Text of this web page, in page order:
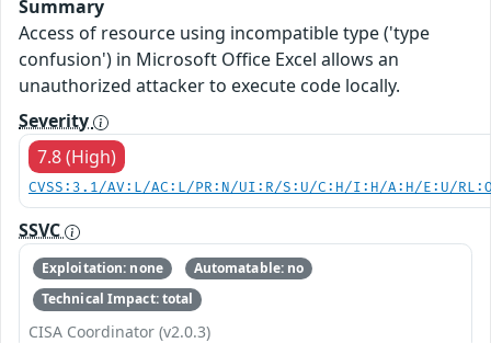
Summary
Access of resource using incompatible type ('type
confusion') in Microsoft Office Excel allows an
unauthorized attacker to execute code locally.
Severity
7.8 (High)
CVSS:3.1/AV:L/AC:L/PR:N/UI:R/S:U/C:H/I:H/A:H/E:U/
SSVC
Exploitation: none
Automatable: no
Technical Impact: total
CISA Coordinator (v2.0.3)